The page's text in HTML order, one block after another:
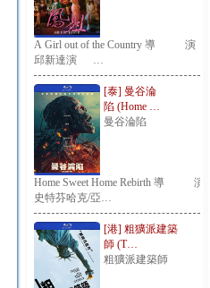
A Girl out of the Country 導 演：
邱新達演 …
[泰] 曼谷淪
陷 (Home …
曼谷淪陷
Home Sweet Home Rebirth 導 演：
史特芬哈克/亞…
[港] 粗獷派建築
師 (T…
粗獷派建築師